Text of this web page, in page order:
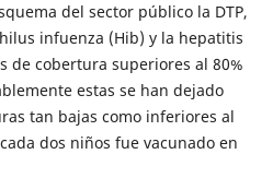
del sector público la DTP,
infuenza (Hib) y la hepatitis
de cobertura superiores al 80%
estas se han dejado
tan bajas como inferiores al
dos niños fue vacunado en